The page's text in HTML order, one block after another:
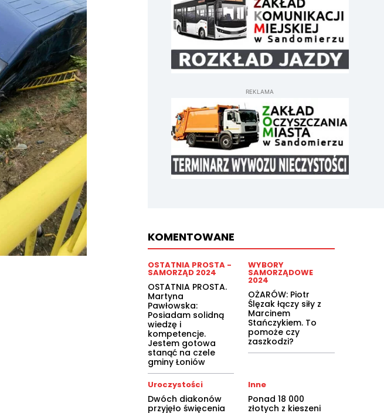
REKLAMA
KOMENTOWANE
OSTATNIA PROSTA -
SAMORZĄD 2024
OSTATNIA PROSTA.
Martyna
Pawłowska:
Posiadam solidną
wiedzę i
kompetencje.
Jestem gotowa
stanąć na czele
gminy Łoniów
WYBORY
SAMORZĄDOWE
2024
OŻARÓW: Piotr
Ślęzak łączy siły z
Marcinem
Stańczykiem. To
pomoże czy
zaszkodzi?
Uroczystości
Dwóch diakonów
przyjęło święcenia
Inne
Ponad 18 000
złotych z kieszeni